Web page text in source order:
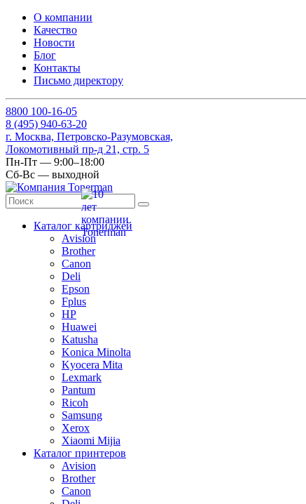
О компании
Качество
Новости
Блог
Контакты
Письмо директору
8800 100-16-05
8 (495) 940-63-20
г. Москва, Петровско-Разумовская,
Локомотивный пр-д 21, стр. 5
Пн-Пт — 9:00–18:00
Сб-Вс — выходной
Каталог картриджей
Avision
Brother
Canon
Deli
Epson
Fplus
HP
Huawei
Katusha
Konica Minolta
Kyocera Mita
Lexmark
Pantum
Ricoh
Samsung
Xerox
Xiaomi Mijia
Каталог принтеров
Avision
Brother
Canon